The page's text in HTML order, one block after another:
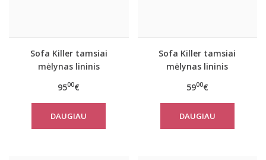
Sofa Killer tamsiai
mėlynas lininis
9500€
DAUGIAU
Sofa Killer tamsiai
mėlynas lininis
5900€
DAUGIAU